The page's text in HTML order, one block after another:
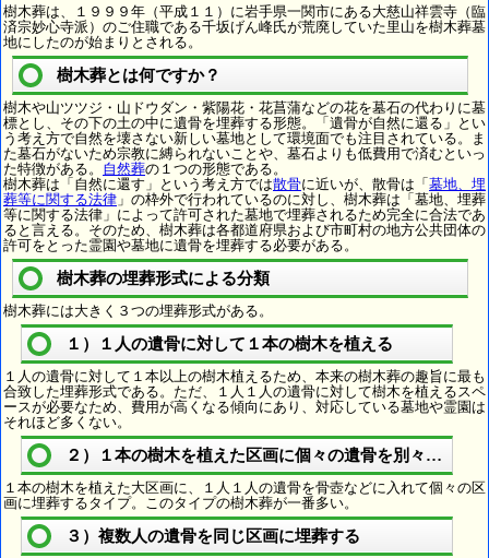
樹木葬は、１９９９年（平成１１）に岩手県一関市にある大慈山祥雲寺（臨
済宗妙心寺派）のご住職である千坂げん峰氏が荒廃していた里山を樹木葬墓
地にしたのが始まりとされる。
樹木葬とは何ですか？
樹木や山ツツジ・山ドウダン・紫陽花・花菖蒲などの花を墓石の代わりに墓
標とし、その下の土の中に遺骨を埋葬する形態。「遺骨が自然に還る」とい
う考え方で自然を壊さない新しい墓地として環境面でも注目されている。ま
た墓石がないため宗教に縛られないことや、墓石よりも低費用で済むといっ
た特徴がある。 自然葬の１つの形態である。
樹木葬は「自然に還す」という考え方では散骨に近いが、散骨は「 墓地、埋
葬等に関する法律 」の枠外で行われているのに対し、樹木葬は「墓地、埋葬
等に関する法律」によって許可された墓地で埋葬されるため完全に合法であ
ると言える。そのため、樹木葬は各都道府県および市町村の地方公共団体の
許可をとった霊園や墓地に遺骨を埋葬する必要がある。
樹木葬の埋葬形式による分類
樹木葬には大きく３つの埋葬形式がある。
１）１人の遺骨に対して１本の樹木を植える
１人の遺骨に対して１本以上の樹木植えるため、本来の樹木葬の趣旨に最も
合致した埋葬形式である。ただ、１人１人の遺骨に対して樹木を植えるスペ
ースが必要なため、費用が高くなる傾向にあり、対応している墓地や霊園は
それほど多くない。
２）１本の樹木を植えた区画に個々の遺骨を別々に埋葬
１本の樹木を植えた大区画に、１人１人の遺骨を骨壺などに入れて個々の区
画に埋葬するタイプ。このタイプの樹木葬が一番多い。
３）複数人の遺骨を同じ区画に埋葬する